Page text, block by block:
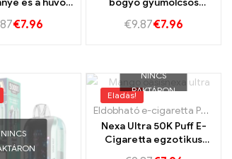
Ultra 50K
€7.96
50K vape -ban.
€9.87€7.96
e-cigaretta Szlovákia
NINCS
Eladás!
NINCS
RAKTÁRON
Eldobható e-cigaretta Portugália
Nexa Ultra 50K Puff E-
Cigaretta egzotikus